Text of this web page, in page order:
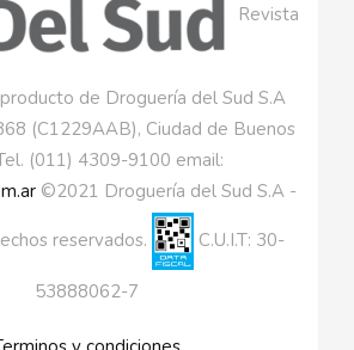
Revista
producto de Droguería del Sud S.A
(C1229AAB), Ciudad de Buenos
(011) 4309-9100 email:
©2021 Droguería del Sud S.A -
reservados. C.U.I.T: 30-
53888062-7